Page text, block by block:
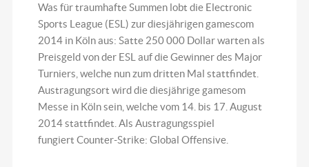
Was für traumhafte Summen lobt die Electronic
Sports League (ESL) zur diesjährigen gamescom
2014 in Köln aus: Satte 250 000 Dollar warten als
Preisgeld von der ESL auf die Gewinner des Major
Turniers, welche nun zum dritten Mal stattfindet.
Austragungsort wird die diesjährige gamesom
Messe in Köln sein, welche vom 14. bis 17. August
2014 stattfindet. Als Austragungsspiel
fungiert Counter-Strike: Global Offensive.